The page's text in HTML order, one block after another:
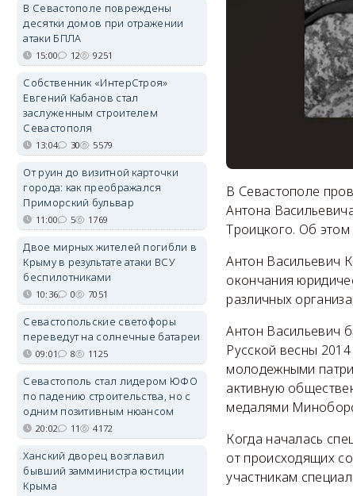
В Севастополе
Антона
Троицкого. Об
Антон Васильевич
окончания
различных
Антон Васильевич
Русской весны
молодежными
активную
медалями
Когда началась
от происходящих
участникам
В Севастополе повреждены
десятки домов при отражении
атаки БПЛА
15:00 12 9251
Собственник «ИнтерСтроя»
Евгений Кабанов стал
заслуженным строителем
Севастополя
13:04 30 5579
От руин до визитной карточки
города: как преображался
Приморский бульвар
11:00 5 1769
Двое мирных жителей погибли в
Крыму в результате атаки ВСУ
беспилотниками
10:36 0 7051
Севастопольские светофоры
переведут на солнечные батареи
09:01 8 1125
Севастополь стал лидером ЮФО
по падению строительства, но с
одним позитивным нюансом
20:02 11 4172
Ханский дворец возглавил
бывший замминистра юстиции
Крыма